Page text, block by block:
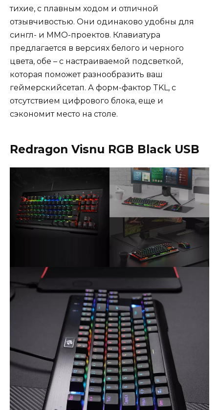
тихие, с плавным ходом и отличной
отзывчивостью. Они одинаково удобны для
сингл- и ММО-проектов. Клавиатура
предлагается в версиях белого и черного
цвета, обе – с настраиваемой подсветкой,
которая поможет разнообразить ваш
геймерскийсетап. А форм-фактор TKL, с
отсутствием цифрового блока, еще и
сэкономит место на столе.
Redragon Visnu RGB Black USB